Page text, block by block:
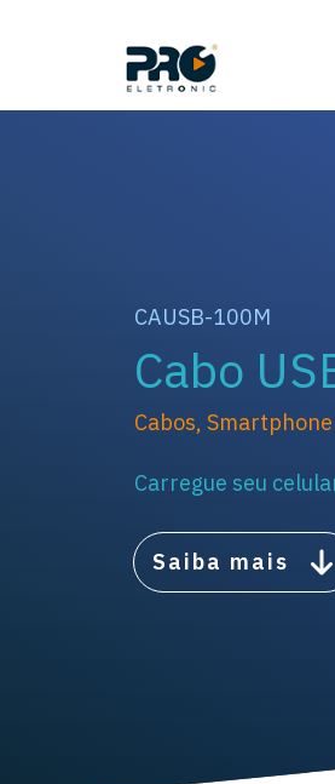
CAUSB-100M
Cabo
Cabos, Smartphone
Carregue seu
Saiba mais